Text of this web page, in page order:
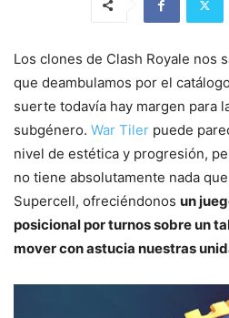
Los clones de Clash Royale nos
que deambulamos por el
suerte todavía hay margen para
subgénero. War Tiler puede
nivel de estética y progresión,
no tiene absolutamente nada
Supercell, ofreciéndonos un
posicional por turnos sobre un
mover con astucia nuestras